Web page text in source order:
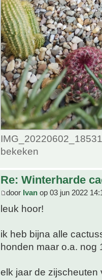
bekeken
Re: Winterharde
door Ivan op 03 jun 2022
leuk hoor!
ik heb bijna alle
honden maar o.a. nog
elk jaar de zijscheuten